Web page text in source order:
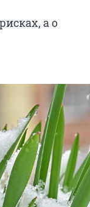
а о